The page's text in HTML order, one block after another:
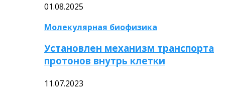
01.08.2025
Молекулярная биофизика
Установлен механизм транспорта
протонов внутрь клетки
11.07.2023